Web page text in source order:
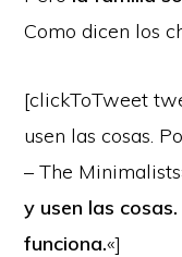
Como dicen los
[clickToTweet
usen las cosas.
– The
y usen las
funciona.«]